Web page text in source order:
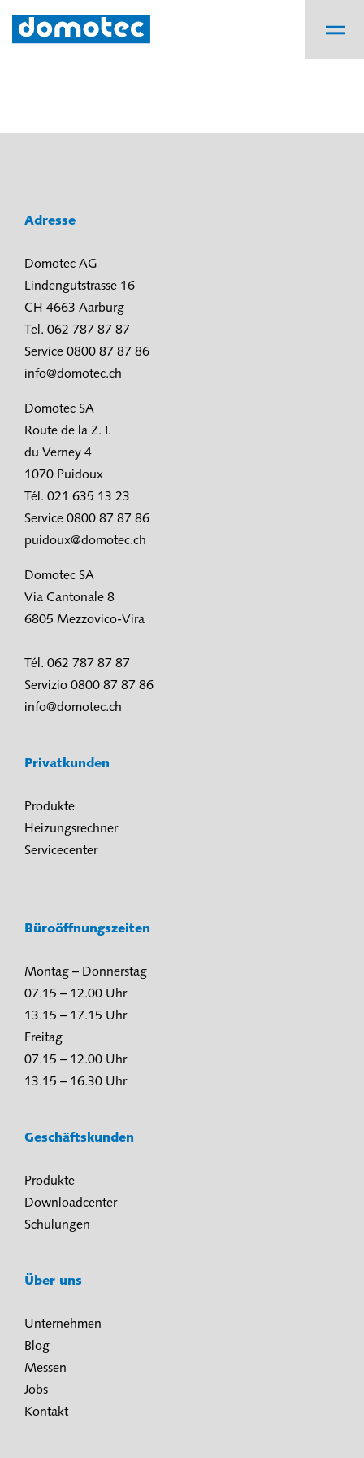
Adresse
Domotec AG
Lindengutstrasse 16
CH 4663 Aarburg
Tel. 062 787 87 87
Service 0800 87 87 86
info@domotec.ch
Domotec SA
Route de la Z. I.
du Verney 4
1070 Puidoux
Tél. 021 635 13 23
Service 0800 87 87 86
puidoux@domotec.ch
Domotec SA
Via Cantonale 8
6805 Mezzovico-Vira
Tél. 062 787 87 87
Servizio 0800 87 87 86
info@domotec.ch
Privatkunden
Produkte
Heizungsrechner
Servicecenter
Büroöffnungszeiten
Montag – Donnerstag
07.15 – 12.00 Uhr
13.15 – 17.15 Uhr
Freitag
07.15 – 12.00 Uhr
13.15 – 16.30 Uhr
Geschäftskunden
Produkte
Downloadcenter
Schulungen
Über uns
Unternehmen
Blog
Messen
Jobs
Kontakt